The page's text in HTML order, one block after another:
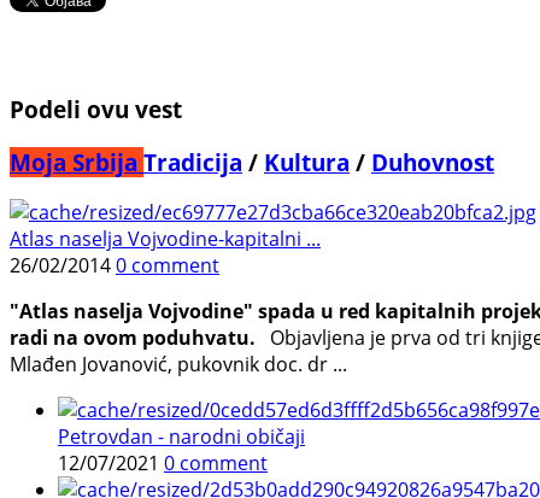
Podeli ovu vest
Moja Srbija Tradicija / Kultura / Duhovnost
Atlas naselja Vojvodine-kapitalni ...
26/02/20140 comment
"Atlas naselja Vojvodine" spada u red kapitalnih
radi na ovom poduhvatu. Objavljena je prva od tri
Mlađen Jovanović, pukovnik doc. dr ...
Petrovdan - narodni običaji
12/07/2021 0 comment